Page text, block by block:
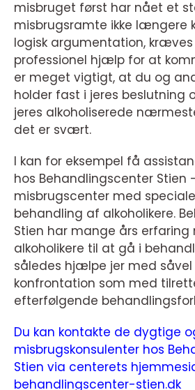
misbruget først har nået et
misbrugsramte ikke længere
logisk argumentation,
professionel hjælp for at
er meget vigtigt, at du og
holder fast i jeres beslutning
jeres alkoholiserede
det er svært.
I kan for eksempel få
hos Behandlingscenter Stien
misbrugscenter med
behandling af alkoholikere.
Stien har mange års
alkoholikere til at gå i
således hjælpe jer med
konfrontation som med
efterfølgende
Du kan kontakte de dygtige
misbrugskonsulenter hos
Stien via centerets
behandlingscenter-stien.dk